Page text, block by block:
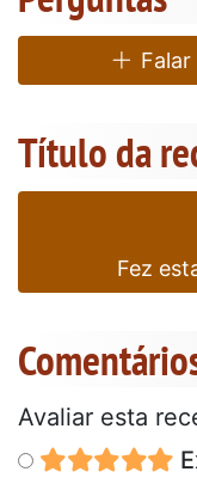
Título da
Fez
Avaliar esta